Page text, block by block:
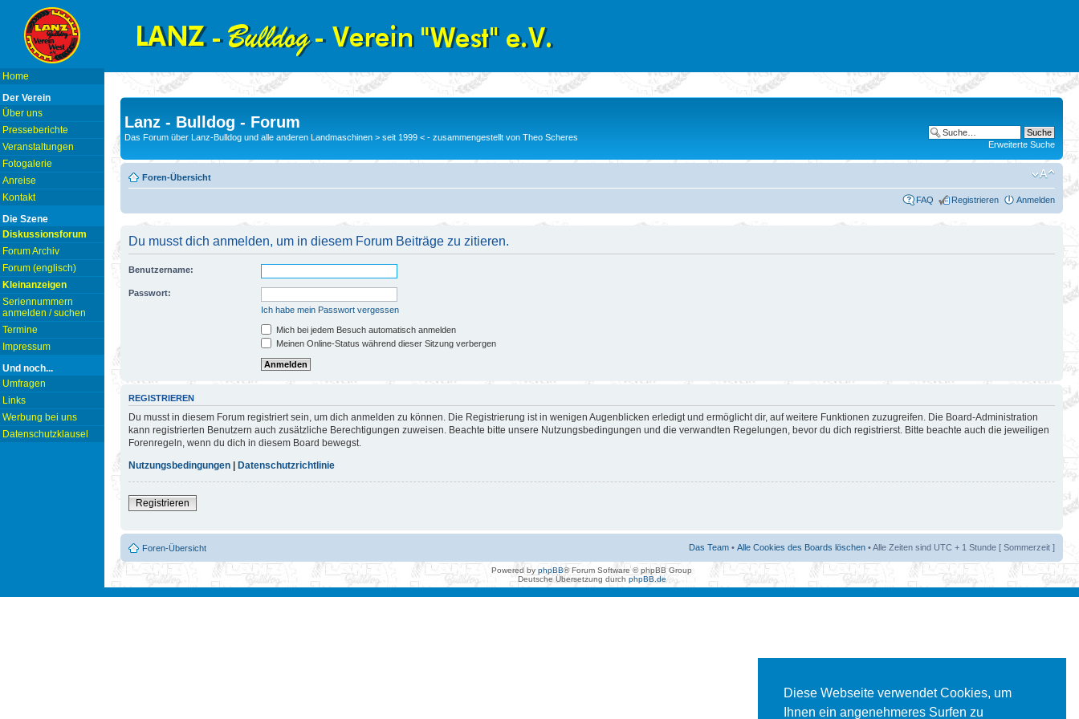
Diese Webseite verwendet Cookies, um
Ihnen ein angenehmeres Surfen zu
Home
Der Verein
Über uns
Presseberichte
Veranstaltungen
Fotogalerie
Anreise
Kontakt
Die Szene
Diskussionsforum
Forum Archiv
Forum (englisch)
Kleinanzeigen
Seriennummern
anmelden / suchen
Termine
Impressum
Und noch...
Umfragen
Links
Werbung bei uns
Datenschutzklausel
Lanz - Bulldog - Forum
Das Forum über Lanz-Bulldog und alle anderen Landmaschinen > seit 1999 < - zusammengestellt von Theo Scheres
Erweiterte Suche
Foren-Übersicht
FAQ Registrieren Anmelden
Du musst dich anmelden, um in diesem Forum Beiträge zu zitieren.
Benutzername:
Passwort:
Ich habe mein Passwort vergessen
Mich bei jedem Besuch automatisch anmelden
Meinen Online-Status während dieser Sitzung verbergen
REGISTRIEREN
Du musst in diesem Forum registriert sein, um dich anmelden zu können. Die Registrierung ist in wenigen Augenblicken erledigt und ermöglicht dir, auf weitere Funktionen zuzugreifen. Die Board-Administration
kann registrierten Benutzern auch zusätzliche Berechtigungen zuweisen. Beachte bitte unsere Nutzungsbedingungen und die verwandten Regelungen, bevor du dich registrierst. Bitte beachte auch die jeweiligen
Forenregeln, wenn du dich in diesem Board bewegst.
Nutzungsbedingungen | Datenschutzrichtlinie
Registrieren
Foren-Übersicht Das Team • Alle Cookies des Boards löschen • Alle Zeiten sind UTC + 1 Stunde [ Sommerzeit ]
Powered by phpBB® Forum Software © phpBB Group
Deutsche Übersetzung durch phpBB.de